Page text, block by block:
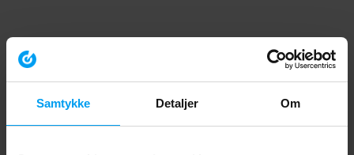
Samtykke Detaljer Om